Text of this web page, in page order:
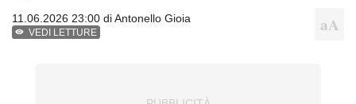
11.06.2026 23:00 diAntonello Gioia
VEDI LETTURE